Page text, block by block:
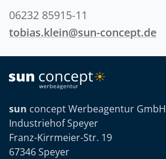
06232 85915-11
tobias.klein@sun-concept.de
sun concept Werbeagentur GmbH
Industriehof Speyer
Franz-Kirrmeier-Str. 19
67346 Speyer